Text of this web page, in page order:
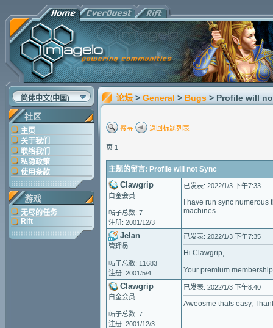
简体中文(中国)
社区
主页
关于我们
联络我们
私隐政策
使用条款
游戏
无尽的任务
Rift
论坛 > General > Bugs > Profile will
搜寻 返回标题列表
页 1
主题的留言: Profile will not Sync
Clawgrip
白金会员
帖子总数: 7
注册: 2001/12/3
已发表: 2022/1/3 下午7:33
I have run sync
machines
Jelan
管理员
帖子总数: 11683
注册: 2001/5/4
已发表: 2022/1/3 下午7:35
Hi Clawgrip,
Your premium
Clawgrip
白金会员
帖子总数: 7
注册: 2001/12/3
已发表: 2022/1/3 下午8:40
Aweosme thats easy,